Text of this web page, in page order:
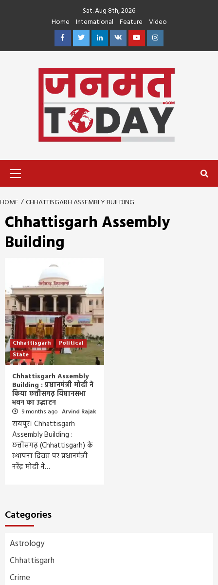
Sat. Aug 8th, 2026
Home
International Feature
Video
FacebookTwitterLinkedin
VK YoutubeInstagram
HOME CHHATTISGARH ASSEMBLY BUILDING
Chhattisgarh Assembly
Building
Chhattisgarh
Political
State
Chhattisgarh Assembly
Building : प्रधानमंत्री मोदी ने
किया छत्तीसगढ़ विधानसभा
भवन का उद्घाटन
9 months ago Arvind Rajak
रायपुर। Chhattisgarh
Assembly Building :
छत्तीसगढ़ (Chhattisgarh) के
स्थापना दिवस पर प्रधानमंत्री
नरेंद्र मोदी ने…
Categories
Astrology
Chhattisgarh
Crime